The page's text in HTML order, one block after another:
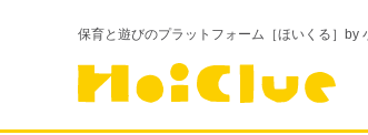
保育と遊びのプラットフォーム［ほいくる］by